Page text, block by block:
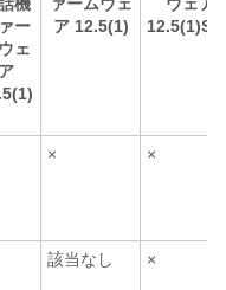
ー
ェ
ア
ア 12.5(1)
× ×
該当なし ×